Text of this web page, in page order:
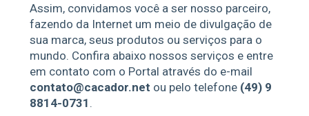
Assim, convidamos você a ser nosso parceiro,
fazendo da Internet um meio de divulgação de
sua marca, seus produtos ou serviços para o
mundo. Confira abaixo nossos serviços e entre
em contato com o Portal através do e-mail
contato@cacador.net ou pelo telefone (49) 9
8814-0731 .